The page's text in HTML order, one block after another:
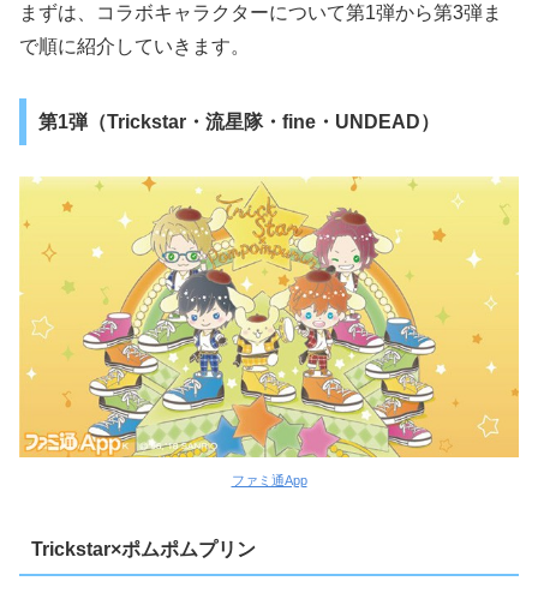
まずは、コラボキャラクターについて第1弾から第3弾ま
で順に紹介していきます。
第1弾（Trickstar・流星隊・fine・UNDEAD）
ファミ通App
Trickstar×ポムポムプリン